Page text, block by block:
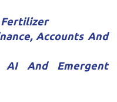
Fertilizer
Accounts And
AI And Emergent